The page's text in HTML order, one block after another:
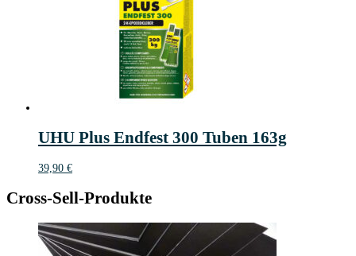
UHU Plus Endfest 300 Tuben 163g
39,90 €
Cross-Sell-Produkte